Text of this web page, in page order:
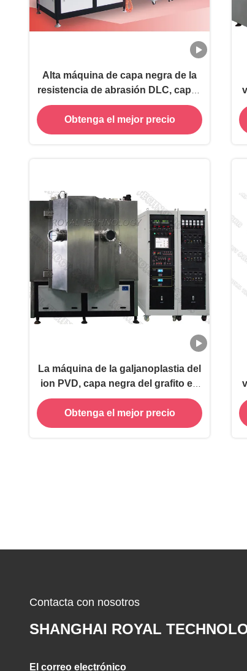
Alta máquina de capa negra de la
resistencia de abrasión DLC, capas
negras profundas
Obtenga el mejor precio
La máquina de la galjanoplastia del
ion PVD, capa negra del grafito en
3D parte
Obtenga el mejor precio
Contacta con nosotros
SHANGHAI ROYAL
El correo electrónico